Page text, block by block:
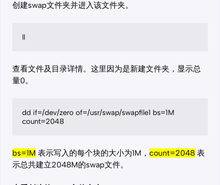
创建swap文件夹并进入该文件夹。
ll
查看文件及目录详情。这里因为是新建文件夹，显示总
量0。
dd if=/dev/zero of=/usr/swap/swapfile1 bs=1M
count=2048
bs=1M 表示写入的每个块的大小为1M， count=2048 表
示总共建立2048M的swap文件。